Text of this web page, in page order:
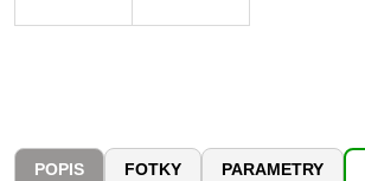
POPIS FOTKY PARAMETRY